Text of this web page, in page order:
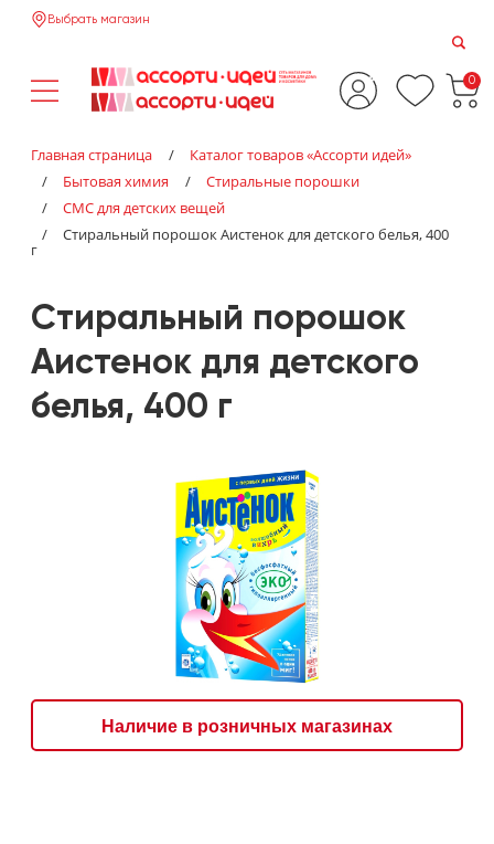
Выбрать магазин
0
Главная страница /
Каталог товаров «‎Ассорти идей»‎
/
Бытовая химия /
Стиральные порошки
/
СМС для детских вещей
/
Стиральный порошок Аистенок для детского белья, 400
г
Стиральный порошок
Аистенок для детского
белья, 400 г
Наличие в розничных магазинах